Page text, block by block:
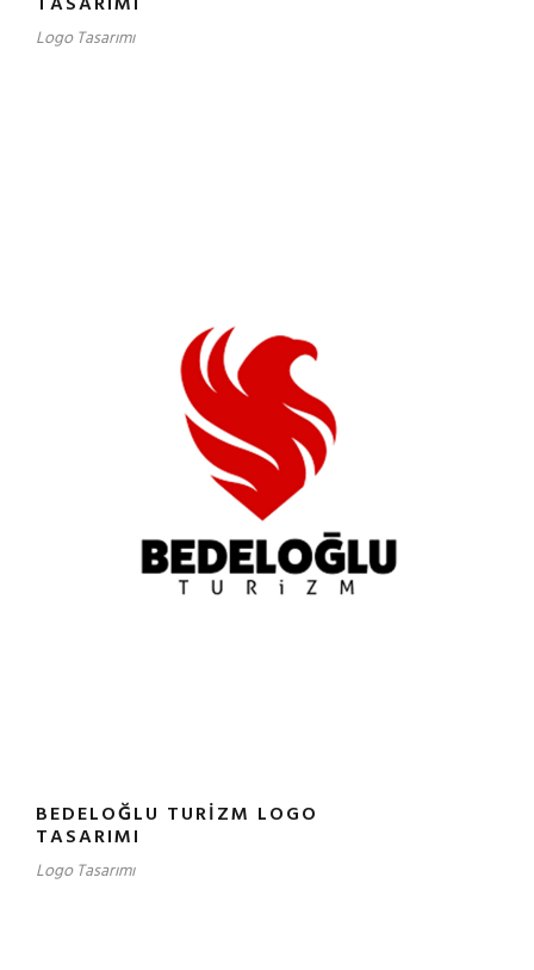
Logo Tasarımı
BEDELOĞLU TURIZM LOGO
TASARIMI
Logo Tasarımı